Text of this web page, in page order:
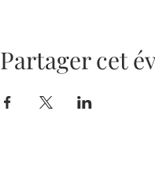
Partager cet